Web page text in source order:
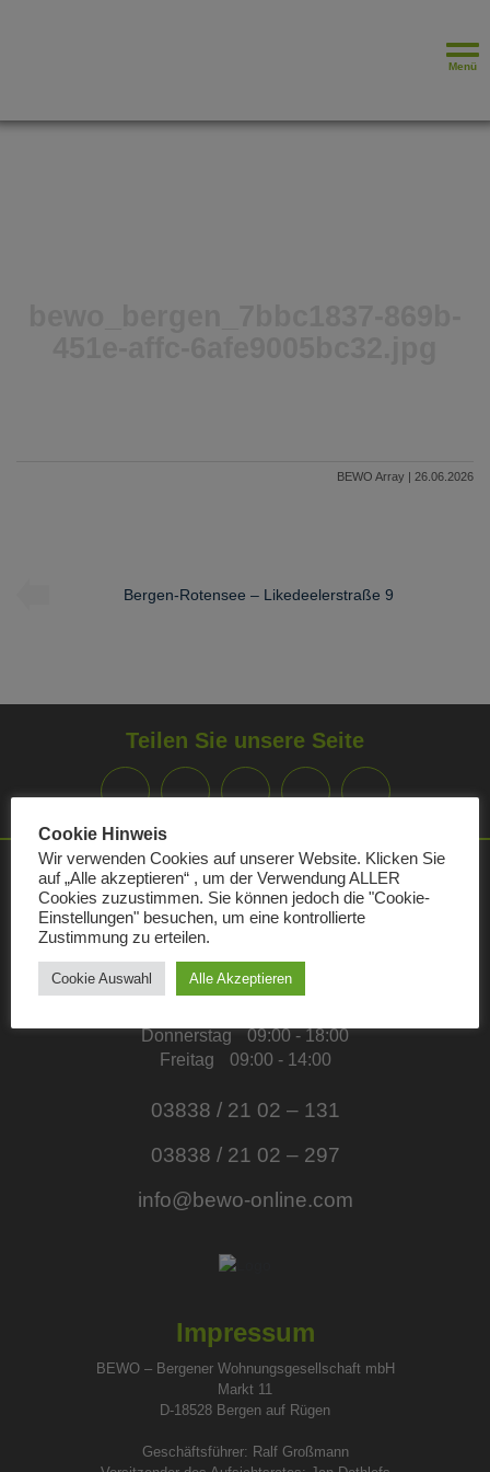
Menü
BEWO Array | 26.06.2026
Bergen-Rotensee – Likedeelerstraße 9
Teilen Sie unsere Seite
Impressum
BEWO – Bergener Wohnungsgesellschaft mbH
Markt 11
D-18528 Bergen auf Rügen
Geschäftsführer: Ralf Großmann
Kundencenter
Öffnungszeiten:
Montag 09:00 - 15:00
Dienstag
09:00 - 18:00
Donnerstag
09:00 - 18:00
Freitag
09:00 - 14:00
03838 / 21 02 – 131
03838 / 21 02 – 297
info@bewo-online.com
Cookie Hinweis
Wir verwenden Cookies auf unserer Website. Klicken Sie
auf „Alle akzeptieren“ , um der Verwendung ALLER
Cookies zuzustimmen. Sie können jedoch die "Cookie-
Einstellungen" besuchen, um eine kontrollierte
Zustimmung zu erteilen.
Cookie Auswahl Alle Akzeptieren